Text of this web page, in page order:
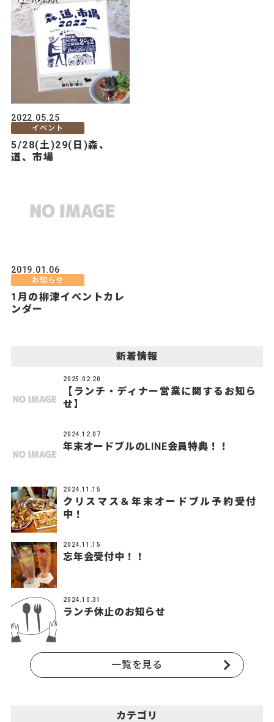
2022.05.25
イベント
5/28(土)29(日)森、
道、市場
2019.01.06
お知らせ
1月の柳津イベントカレ
ンダー
新着情報
2025.02.20
【ランチ・ディナー営業に関するお知ら
せ】
2024.12.07
年末オードブルのLINE会員特典！！
2024.11.15
クリスマス＆年末オードブル予約受付
中！
2024.11.15
忘年会受付中！！
2024.10.31
ランチ休止のお知らせ
一覧を見る
カテゴリ